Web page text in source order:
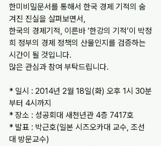
한미비밀문서를 통해서 한국 경제 기적의 숨
겨진 진실을 살펴보면서,
한국의 경제기적, 이른바 ‘한강의 기적’이 박정
희 정부의 경제 정책의 산물인지를 검증하는
시간이 될 것입니다.
많은 관심과 참여 부탁드립니다.
* 일시 : 2014년 2월 18일(화) 오후 1시 30분
부터 4시까지
* 장소 : 성공회대 새천년관 4층 7417호
* 발표 : 박근호(일본 시즈오카대 교수, 조선
대 방문교수)